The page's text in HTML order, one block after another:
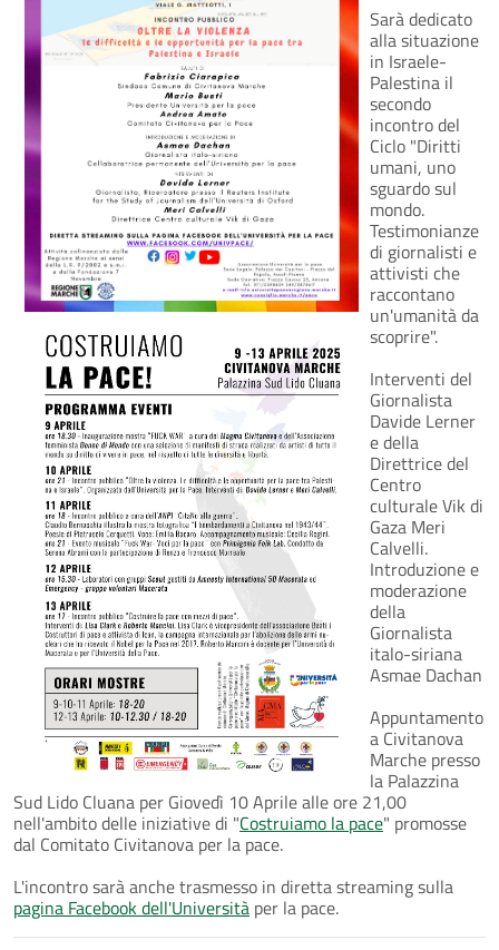
Sarà dedicato
alla situazione
in Israele-
Palestina il
secondo
incontro del
Ciclo "Diritti
umani, uno
sguardo sul
mondo.
Testimonianze
di giornalisti e
attivisti che
raccontano
un'umanità da
scoprire".
Interventi del
Giornalista
Davide Lerner
e della
Direttrice del
Centro
culturale Vik di
Gaza Meri
Calvelli.
Introduzione e
moderazione
della
Giornalista
italo-siriana
Asmae Dachan
Appuntamento
a Civitanova
Marche presso
la Palazzina
Sud Lido Cluana per Giovedì 10 Aprile alle ore 21,00
nell'ambito delle iniziative di "Costruiamo la pace" promosse
dal Comitato Civitanova per la pace.
L'incontro sarà anche trasmesso in diretta streaming sulla
pagina Facebook dell'Università per la pace.